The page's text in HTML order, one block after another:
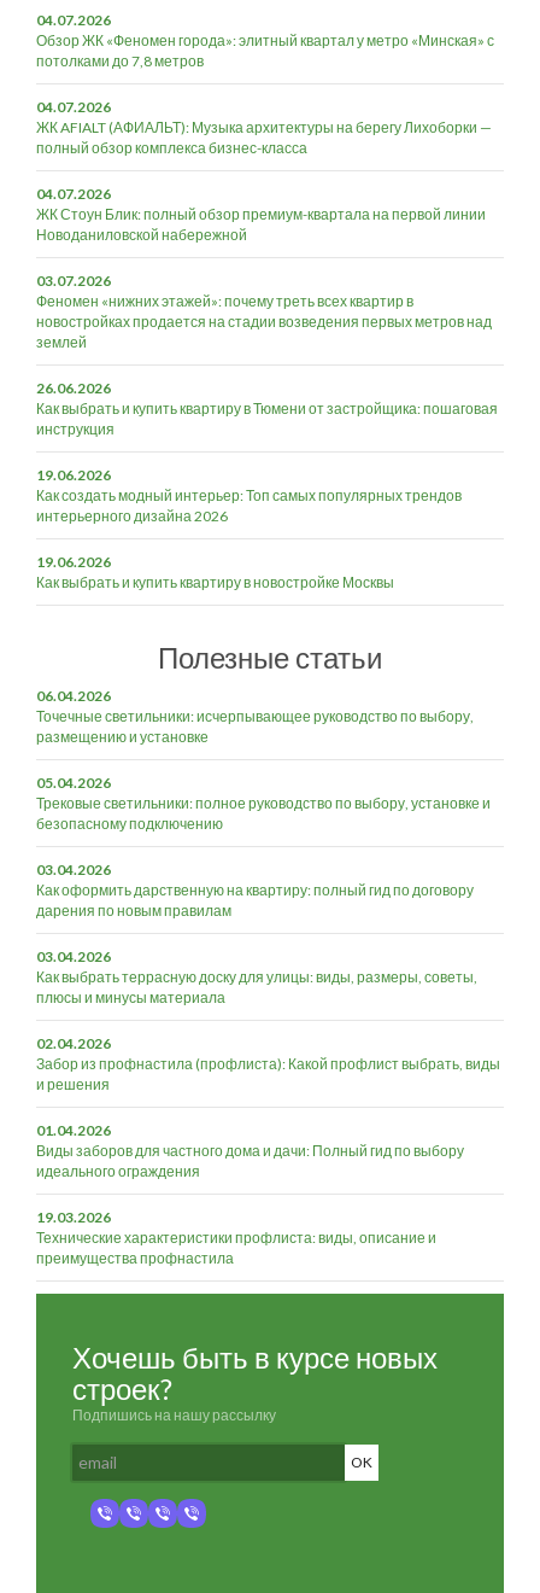
04.07.2026
Обзор ЖК «Феномен города»: элитный квартал у метро «Минская» с
потолками до 7,8 метров
04.07.2026
ЖК AFIALT (АФИАЛЬТ): Музыка архитектуры на берегу Лихоборки —
полный обзор комплекса бизнес-класса
04.07.2026
ЖК Стоун Блик: полный обзор премиум-квартала на первой линии
Новоданиловской набережной
03.07.2026
Феномен «нижних этажей»: почему треть всех квартир в
новостройках продается на стадии возведения первых метров над
землей
26.06.2026
Как выбрать и купить квартиру в Тюмени от застройщика: пошаговая
инструкция
19.06.2026
Как создать модный интерьер: Топ самых популярных трендов
интерьерного дизайна 2026
19.06.2026
Как выбрать и купить квартиру в новостройке Москвы
Полезные статьи
06.04.2026
Точечные светильники: исчерпывающее руководство по выбору,
размещению и установке
05.04.2026
Трековые светильники: полное руководство по выбору, установке и
безопасному подключению
03.04.2026
Как оформить дарственную на квартиру: полный гид по договору
дарения по новым правилам
03.04.2026
Как выбрать террасную доску для улицы: виды, размеры, советы,
плюсы и минусы материала
02.04.2026
Забор из профнастила (профлиста): Какой профлист выбрать, виды
и решения
01.04.2026
Виды заборов для частного дома и дачи: Полный гид по выбору
идеального ограждения
19.03.2026
Технические характеристики профлиста: виды, описание и
преимущества профнастила
Хочешь быть в курсе новых
строек?
Подпишись на нашу рассылку